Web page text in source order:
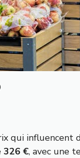
qui
326 €, avec une